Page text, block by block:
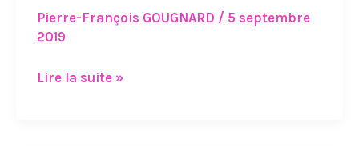
Pierre-François GOUGNARD / 5 septembre
2019
RENTRÉE
!!!
Lire la suite »